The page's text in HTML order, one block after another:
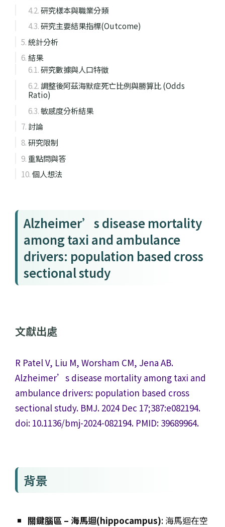
研究樣本與職業分類
研究主要結果指標(Outcome)
統計分析
結果
研究數據與人口特徵
調整後阿茲海默症死亡比例與勝算比 (Odds
Ratio)
敏感度分析結果
討論
研究限制
重點問與答
個人想法
Alzheimer’s disease mortality
among taxi and ambulance
drivers: population based cross
sectional study
文獻出處
R Patel V, Liu M, Worsham CM, Jena AB.
Alzheimer’s disease mortality among taxi and
ambulance drivers: population based cross
sectional study. BMJ. 2024 Dec 17;387:e082194.
doi: 10.1136/bmj-2024-082194. PMID: 39689964.
背景
關鍵腦區 – 海馬迴(hippocampus): 海馬迴在空